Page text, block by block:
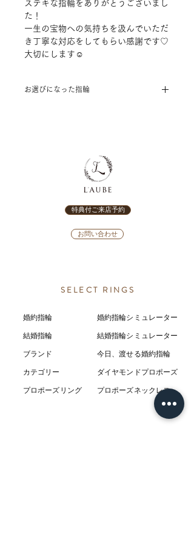
ステキな指輪をありがとうございまし
た！
一生の宝物への気持ちを汲んでいただ
き丁寧な対応をしてもらい感謝です♡
大切にします☺
お選びになった指輪
特典付ご来店予約
お問い合わせ
SELECT RINGS
婚約指輪
結婚指輪
ブランド
カテゴリー
プロポーズリング
婚約指輪シミュレーター
結婚指輪シミ ュレーター
今日、渡せる婚約指輪
ダイヤモンドプロポーズ
プロポーズネックレス